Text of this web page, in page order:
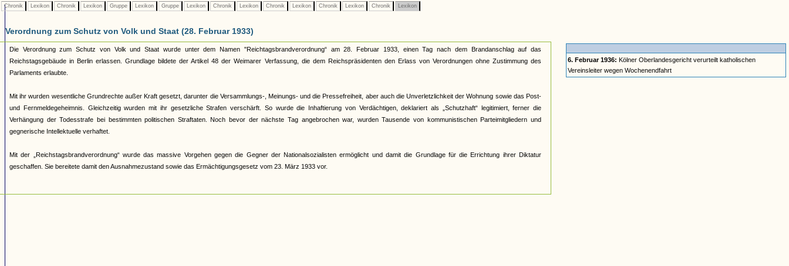
Chronik Lexikon Chronik Lexikon Gruppe Lexikon Gruppe Lexikon Chronik Lexikon Chronik Lexikon Chronik Lexikon Chronik Lexikon
Verordnung zum Schutz von Volk und Staat (28. Februar 1933)
Die Verordnung zum Schutz von Volk und Staat wurde unter dem Namen "Reichtagsbrandverordnung“ am 28. Februar 1933, einen Tag nach dem Brandanschlag auf das
Reichstagsgebäude in Berlin erlassen. Grundlage bildete der Artikel 48 der Weimarer Verfassung, die dem Reichspräsidenten den Erlass von Verordnungen ohne Zustimmung des
Parlaments erlaubte.
Mit ihr wurden wesentliche Grundrechte außer Kraft gesetzt, darunter die Versammlungs-, Meinungs- und die Pressefreiheit, aber auch die Unverletzlichkeit der Wohnung sowie das Post-
und Fernmeldegeheimnis. Gleichzeitig wurden mit ihr gesetzliche Strafen verschärft. So wurde die Inhaftierung von Verdächtigen, deklariert als „Schutzhaft“ legitimiert, ferner die
Verhängung der Todesstrafe bei bestimmten politischen Straftaten. Noch bevor der nächste Tag angebrochen war, wurden Tausende von kommunistischen Parteimitgliedern und
gegnerische Intellektuelle verhaftet.
Mit der „Reichstagsbrandverordnung“ wurde das massive Vorgehen gegen die Gegner der Nationalsozialisten ermöglicht und damit die Grundlage für die Errichtung ihrer Diktatur
geschaffen. Sie bereitete damit den Ausnahmezustand sowie das Ermächtigungsgesetz vom 23. März 1933 vor.
6. Februar 1936: Kölner Oberlandesgericht verurteilt katholischen
Vereinsleiter wegen Wochenendfahrt